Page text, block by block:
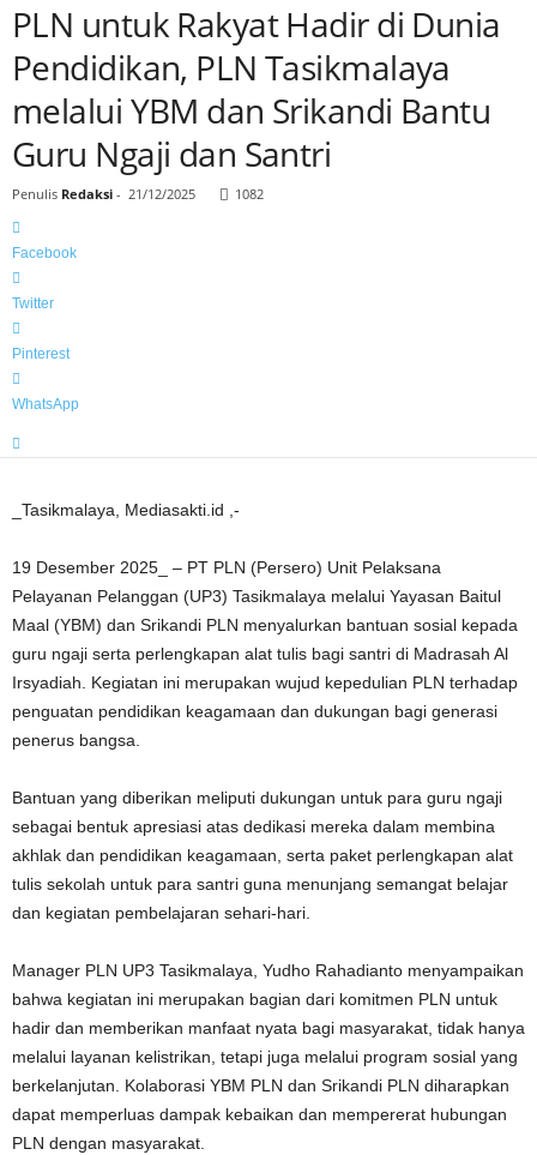
PLN untuk Rakyat Hadir di Dunia
Pendidikan, PLN Tasikmalaya
melalui YBM dan Srikandi Bantu
Guru Ngaji dan Santri
Penulis Redaksi - 21/12/2025 1082
Facebook
Twitter
Pinterest
WhatsApp
_Tasikmalaya, Mediasakti.id ,-
19 Desember 2025_ – PT PLN (Persero) Unit Pelaksana
Pelayanan Pelanggan (UP3) Tasikmalaya melalui Yayasan Baitul
Maal (YBM) dan Srikandi PLN menyalurkan bantuan sosial kepada
guru ngaji serta perlengkapan alat tulis bagi santri di Madrasah Al
Irsyadiah. Kegiatan ini merupakan wujud kepedulian PLN terhadap
penguatan pendidikan keagamaan dan dukungan bagi generasi
penerus bangsa.
Bantuan yang diberikan meliputi dukungan untuk para guru ngaji
sebagai bentuk apresiasi atas dedikasi mereka dalam membina
akhlak dan pendidikan keagamaan, serta paket perlengkapan alat
tulis sekolah untuk para santri guna menunjang semangat belajar
dan kegiatan pembelajaran sehari-hari.
Manager PLN UP3 Tasikmalaya, Yudho Rahadianto menyampaikan
bahwa kegiatan ini merupakan bagian dari komitmen PLN untuk
hadir dan memberikan manfaat nyata bagi masyarakat, tidak hanya
melalui layanan kelistrikan, tetapi juga melalui program sosial yang
berkelanjutan. Kolaborasi YBM PLN dan Srikandi PLN diharapkan
dapat memperluas dampak kebaikan dan mempererat hubungan
PLN dengan masyarakat.